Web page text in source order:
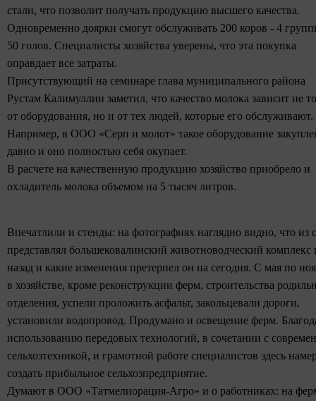
стали, что позволит получать продукцию высшего качества.
Одновременно доярки смогут обслуживать 200 коров - 4
50 голов. Специалисты хозяйства уверены, что эта покупка
оправдает все затраты.
Присутствующий на семинаре глава муниципального района
Рустам Калимуллин заметил, что качество молока зависит не
от оборудования, но и от тех людей, которые его обслуживают.
Например, в ООО «Серп и молот» такое оборудование
давно и оно полностью себя окупает.
В расчете на качественную продукцию хозяйство приобрело и
охладитель молока объемом на 5 тысяч литров.
Впечатлили и стенды: на фотографиях наглядно видно, что из
представлял большековалинский животноводческий комплекс
назад и какие изменения претерпел он на сегодня. С мая по
в хозяйстве, кроме реконструкции ферм, строительства
отделения, успели проложить асфальт, закольцевали дороги,
установили водопровод. Продумано и освещение ферм.
использованию передовых технологий, в сочетании с
сельхозтехникой, и грамотной работе специалистов здесь
создать прибыльное сельхозпредприятие.
Думают в ООО «Татмелиорация-Агро» и о работниках: на